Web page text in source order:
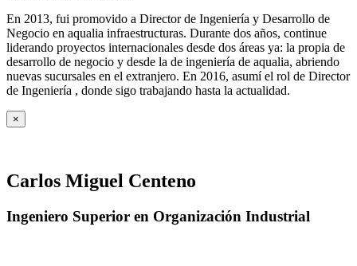
En 2013, fui promovido a Director de Ingeniería y Desarrollo de
Negocio en aqualia infraestructuras. Durante dos años, continue
liderando proyectos internacionales desde dos áreas ya: la propia de
desarrollo de negocio y desde la de ingeniería de aqualia, abriendo
nuevas sucursales en el extranjero. En 2016, asumí el rol de Director
de Ingeniería , donde sigo trabajando hasta la actualidad.
×
Carlos Miguel Centeno
Ingeniero Superior en Organización Industrial